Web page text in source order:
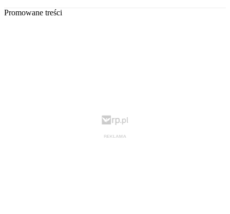
Promowane treści